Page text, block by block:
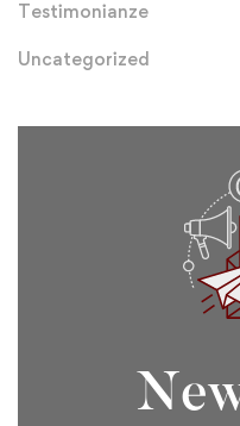
Testimonianze
Uncategorized